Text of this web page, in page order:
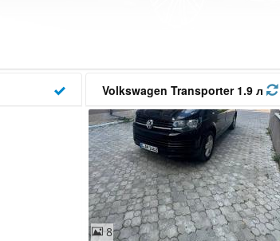
Volkswagen Transporter 1.9 л
8